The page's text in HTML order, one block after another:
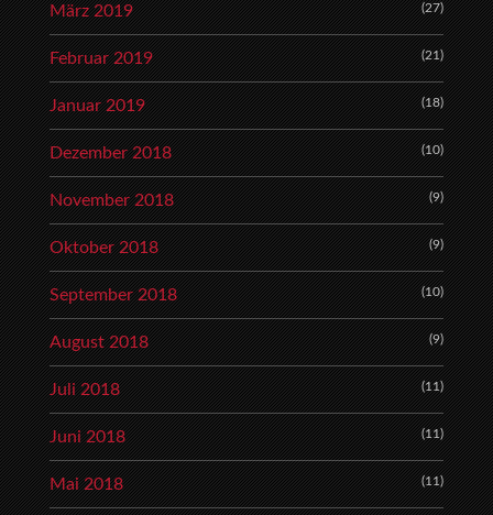
März 2019 (27)
Februar 2019 (21)
Januar 2019 (18)
Dezember 2018 (10)
November 2018 (9)
Oktober 2018 (9)
September 2018 (10)
August 2018 (9)
Juli 2018 (11)
Juni 2018 (11)
Mai 2018 (11)